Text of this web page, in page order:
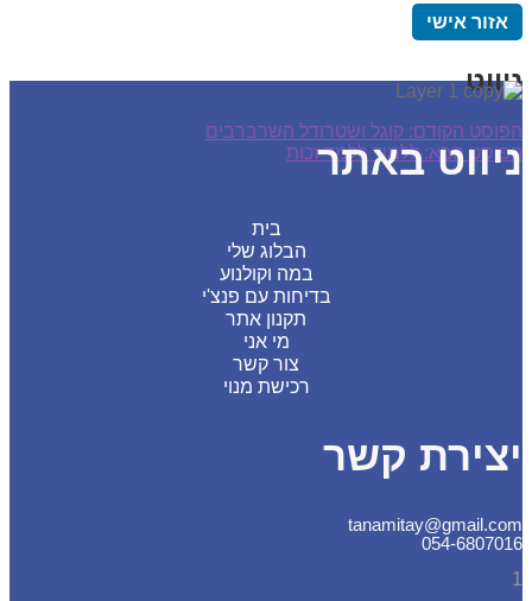
אישי
הקודם:קוגל ושטרודל השרברבים
הבא:ללמוד ללמד זכות
באתר
הבלוג שלי
במה וקולנוע
בדיחות עם פנצ'י
תקנון אתר
מי אני
צור קשר
רכישת מנוי
קשר
054-